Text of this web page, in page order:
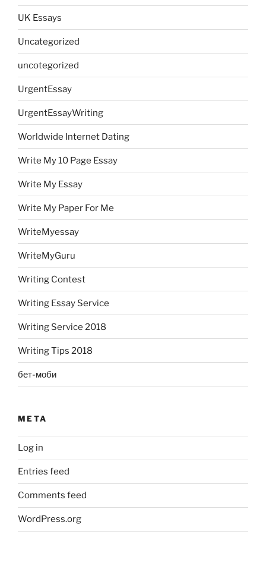
UK Essays
Uncategorized
uncotegorized
UrgentEssay
UrgentEssayWriting
Worldwide Internet Dating
Write My 10 Page Essay
Write My Essay
Write My Paper For Me
WriteMyessay
WriteMyGuru
Writing Contest
Writing Essay Service
Writing Service 2018
Writing Tips 2018
бет-моби
META
Log in
Entries feed
Comments feed
WordPress.org